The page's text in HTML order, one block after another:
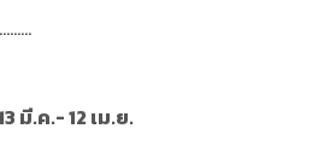
มี.ค.- 12 เม.ย.